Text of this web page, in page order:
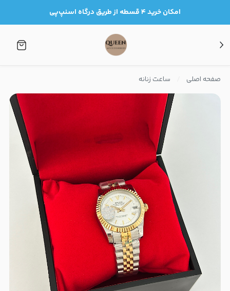
امکان خرید ۴ قسطه از طریق درگاه اسنپ‌پی
صفحه اصلی ساعت زنانه